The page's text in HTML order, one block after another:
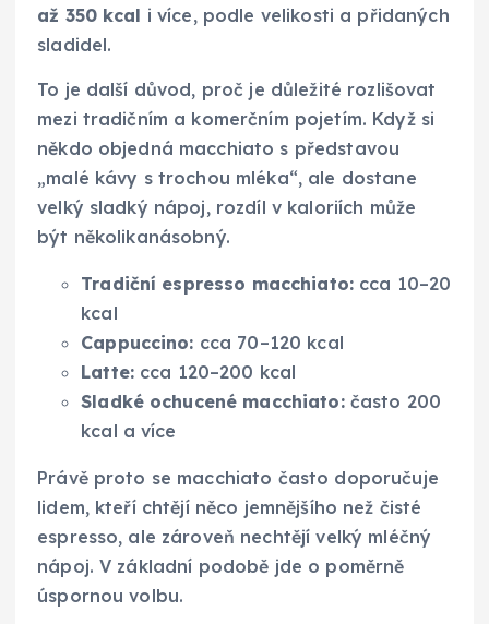
až 350 kcal i více, podle velikosti a přidaných
sladidel.
To je další důvod, proč je důležité rozlišovat
mezi tradičním a komerčním pojetím. Když si
někdo objedná macchiato s představou
„malé kávy s trochou mléka“, ale dostane
velký sladký nápoj, rozdíl v kaloriích může
být několikanásobný.
Tradiční espresso macchiato: cca 10–20
kcal
Cappuccino: cca 70–120 kcal
Latte:cca 120–200 kcal
Sladké ochucené macchiato:často 200
kcal a více
Právě proto se macchiato často doporučuje
lidem, kteří chtějí něco jemnějšího než čisté
espresso, ale zároveň nechtějí velký mléčný
nápoj. V základní podobě jde o poměrně
úspornou volbu.